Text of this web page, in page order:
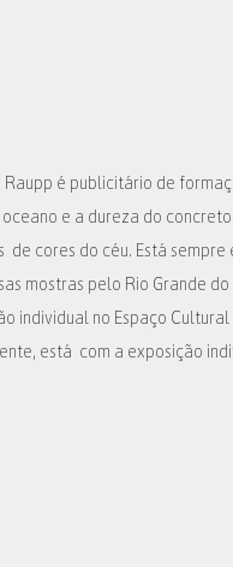
Raupp é publicitário de
e a dureza do
cores do céu. Está
mostras pelo Rio Grande do
individual no Espaço
está com a exposição